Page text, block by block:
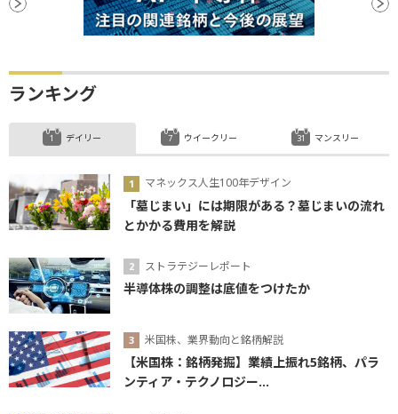
ランキング
デイリー
マネックス人生100年デザイン
「墓じまい」には期限がある？墓じまいの流れ
とかかる費用を解説
ストラテジーレポート
半導体株の調整は底値をつけたか
米国株、業界動向と銘柄解説
【米国株：銘柄発掘】業績上振れ5銘柄、パラ
ンティア・テクノロジー...
ウイークリー マンスリー